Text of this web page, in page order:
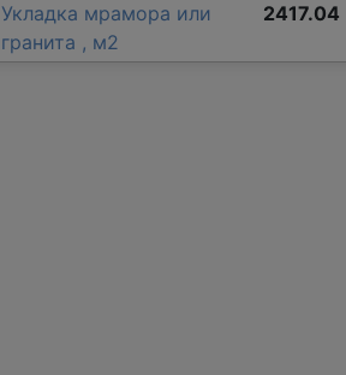
Укладка мрамора или
гранита , м2
2417.04